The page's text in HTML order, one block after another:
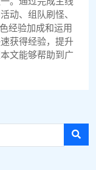
动、组队刷怪、
经验加成和运用
获得经验，提升
文能够帮助到广